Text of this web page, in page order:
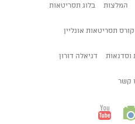
המלצות בלוג תסריטאות
קורס תסריטאות אונליין
וסדנאות דניאלה דורון
קשר